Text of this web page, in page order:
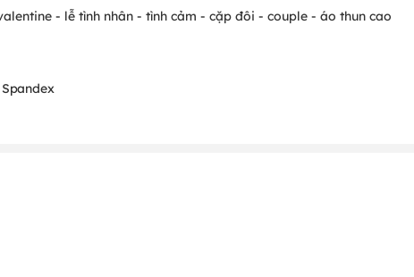
- lễ tình nhân - tình cảm - cặp đôi - couple - áo thun cao